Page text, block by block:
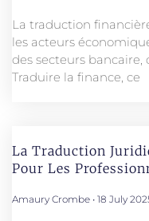
La traduction
les acteurs
des secteurs
Traduire la finance, ce
La Traduction
Pour Les
Amaury Crombe 18 July